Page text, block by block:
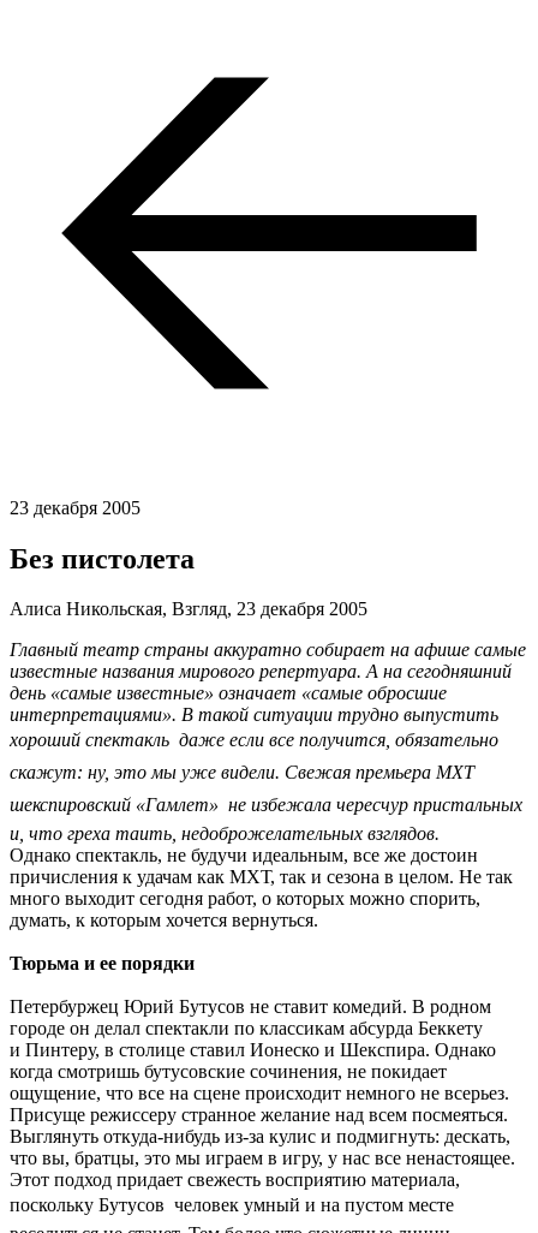
23 декабря 2005
Без пистолета
Алиса Никольская, Взгляд, 23 декабря 2005
Главный театр страны аккуратно собирает на афише самые
известные названия мирового репертуара. А на сегодняшний
день «самые известные» означает «самые обросшие
интерпретациями». В такой ситуации трудно выпустить
хороший спектакль  даже если все получится, обязательно
скажут: ну, это мы уже видели. Свежая премьера МХТ 
шекспировский «Гамлет»  не избежала чересчур пристальных
и, что греха таить, недоброжелательных взглядов.
Однако спектакль, не будучи идеальным, все же достоин
причисления к удачам как МХТ, так и сезона в целом. Не так
много выходит сегодня работ, о которых можно спорить,
думать, к которым хочется вернуться.
Тюрьма и ее порядки
Петербуржец Юрий Бутусов не ставит комедий. В родном
городе он делал спектакли по классикам абсурда Беккету
и Пинтеру, в столице ставил Ионеско и Шекспира. Однако
когда смотришь бутусовские сочинения, не покидает
ощущение, что все на сцене происходит немного не всерьез.
Присуще режиссеру странное желание над всем посмеяться.
Выглянуть откуда-нибудь из-за кулис и подмигнуть: дескать,
что вы, братцы, это мы играем в игру, у нас все ненастоящее.
Этот подход придает свежесть восприятию материала,
поскольку Бутусов  человек умный и на пустом месте